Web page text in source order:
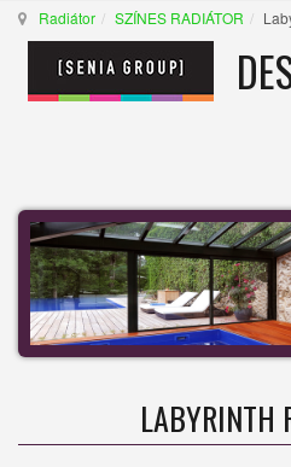
Radiátor SZÍNES RADIÁTOR
LABYRINTH